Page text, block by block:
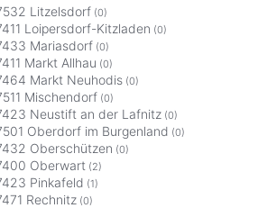
Litzelsdorf (0)
Loipersdorf-Kitzladen (0)
Mariasdorf (0)
Markt Allhau (0)
Markt Neuhodis (0)
Mischendorf (0)
Neustift an der Lafnitz (0)
Oberdorf im Burgenland (0)
Oberschützen (0)
Oberwart (2)
Pinkafeld (1)
Rechnitz (0)